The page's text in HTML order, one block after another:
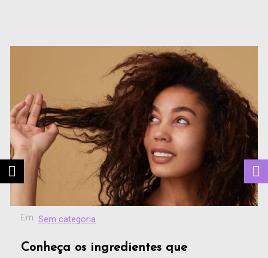
Em Sem categoria
Conheça os ingredientes que